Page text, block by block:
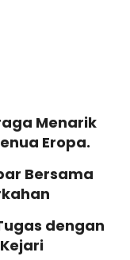
Menarik
Eropa.
Bersama
dengan